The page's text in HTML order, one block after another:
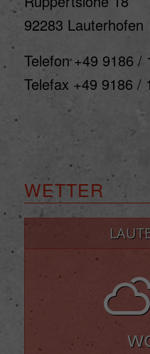
92283 Lauterhofen
Telefon +49 9186 /
Telefax +49 9186 /
WETTER